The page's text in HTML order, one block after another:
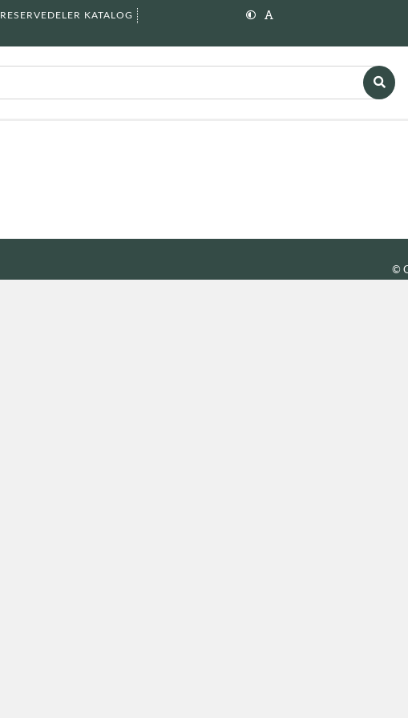
RESERVEDELER KATALOG
©